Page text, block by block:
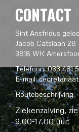
CONTACT
Sint Ansfridus
Jacob Catslaan 28
3818 WK
Telefoon: 033 461
E-mail:
Routebeschrijving
Ziekenzalving,
9.00-17.00 uur: